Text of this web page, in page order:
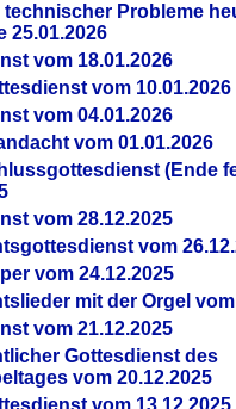
Probleme
25.01.2026
vom 18.01.2026
vom 10.01.2026
vom 04.01.2026
vom 01.01.2026
(Ende
vom 28.12.2025
vom
vom 24.12.2025
mit der Orgel vom
vom 21.12.2025
Gottesdienst des
vom 20.12.2025